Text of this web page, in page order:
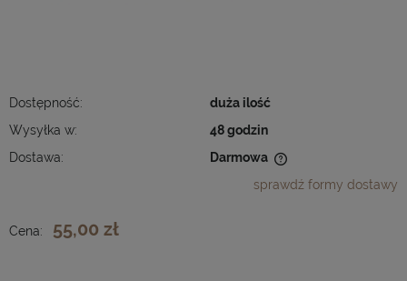
Dostępność:
duża ilość
Wysyłka w:
48 godzin
Dostawa:
Darmowa
sprawdź formy dostawy
Cena: 55,00 zł